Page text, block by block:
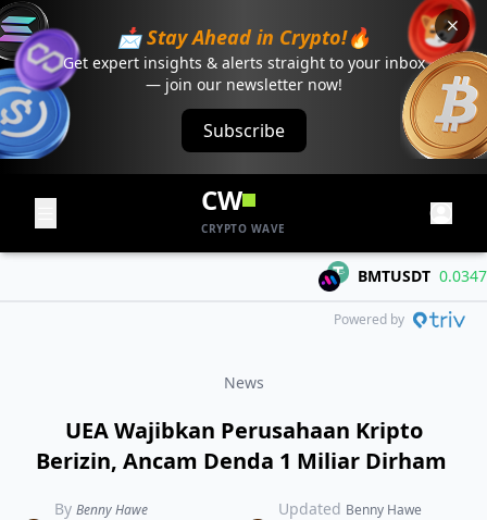
📩 Stay Ahead in Crypto!🔥
Get expert insights & alerts straight to your inbox
— join our newsletter now!
Subscribe
CW
CRYPTO WAVE
BMTUSDT 0.03475
Powered by
News
UEA Wajibkan Perusahaan Kripto
Berizin, Ancam Denda 1 Miliar Dirham
By Benny Hawe
Updated Benny Hawe